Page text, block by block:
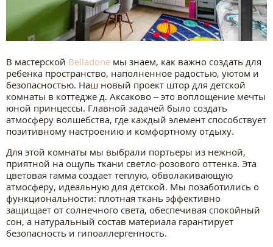
В мастерской Belladone мы знаем, как важно создать для
ребенка пространство, наполненное радостью, уютом и
безопасностью. Наш новый проект штор для детской
комнаты в коттедже д. Аксаково – это воплощение мечты
юной принцессы. Главной задачей было создать
атмосферу волшебства, где каждый элемент способствует
позитивному настроению и комфортному отдыху.
Для этой комнаты мы выбрали портьеры из нежной,
приятной на ощупь ткани светло-розового оттенка. Эта
цветовая гамма создает теплую, обволакивающую
атмосферу, идеальную для детской. Мы позаботились о
функциональности: плотная ткань эффективно
защищает от солнечного света, обеспечивая спокойный
сон, а натуральный состав материала гарантирует
безопасность и гипоаллергенность.